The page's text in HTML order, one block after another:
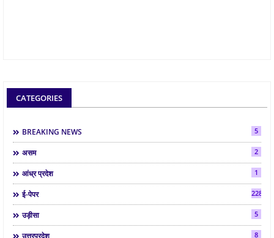
CATEGORIES
BREAKING NEWS 5
असम 2
आंध्र प्रदेश 1
ई-पेपर 2286
उड़ीसा 5
उत्तरप्रदेश 8